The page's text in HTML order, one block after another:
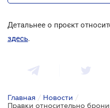
Детальнее о проєкт
здесь.
Главная / Новости /